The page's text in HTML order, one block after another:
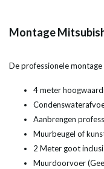
Montage
De professionele
4 meter
Aanbrengen
Muurbeugel of
2 Meter goot
Muurdoorvoer